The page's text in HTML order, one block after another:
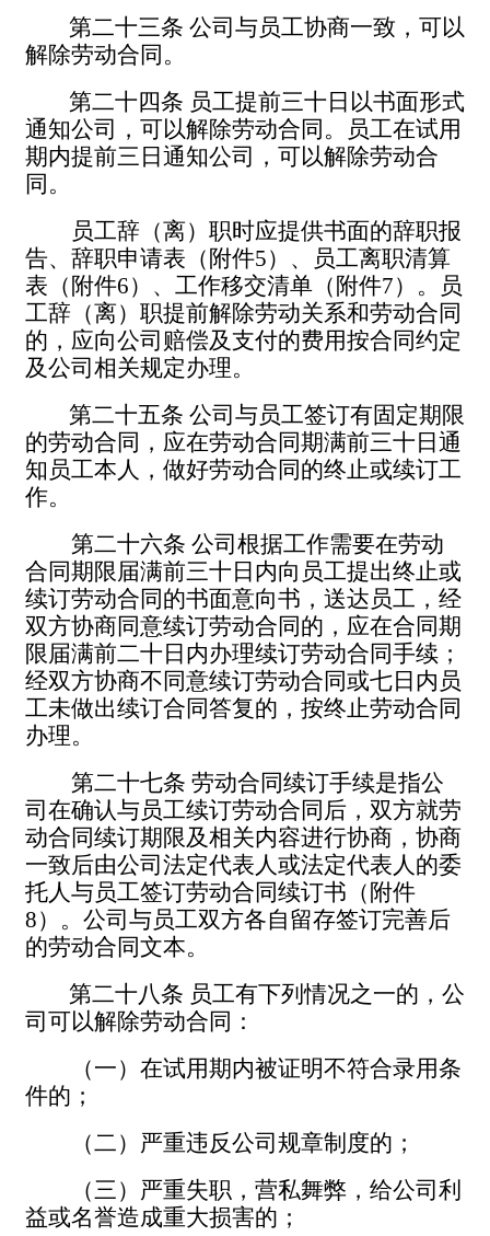
第二十三条 公司与员工协商一致，可以
解除劳动合同。
第二十四条 员工提前三十日以书面形式
通知公司，可以解除劳动合同。员工在试用
期内提前三日通知公司，可以解除劳动合
同。
员工辞（离）职时应提供书面的辞职报
告、辞职申请表（附件5）、员工离职清算
表（附件6）、工作移交清单（附件7）。员
工辞（离）职提前解除劳动关系和劳动合同
的，应向公司赔偿及支付的费用按合同约定
及公司相关规定办理。
第二十五条 公司与员工签订有固定期限
的劳动合同，应在劳动合同期满前三十日通
知员工本人，做好劳动合同的终止或续订工
作。
第二十六条 公司根据工作需要在劳动
合同期限届满前三十日内向员工提出终止或
续订劳动合同的书面意向书，送达员工，经
双方协商同意续订劳动合同的，应在合同期
限届满前二十日内办理续订劳动合同手续；
经双方协商不同意续订劳动合同或七日内员
工未做出续订合同答复的，按终止劳动合同
办理。
第二十七条 劳动合同续订手续是指公
司在确认与员工续订劳动合同后，双方就劳
动合同续订期限及相关内容进行协商，协商
一致后由公司法定代表人或法定代表人的委
托人与员工签订劳动合同续订书（附件
8） 。 公司与员工双方各自留存签订完善后
的劳动合同文本。
第二十八条 员工有下列情况之一的，公
司可以解除劳动合同：
（一）在试用期内被证明不符合录用条
件的；
（二）严重违反公司规章制度的；
（三）严重失职，营私舞弊，给公司利
益或名誉造成重大损害的；